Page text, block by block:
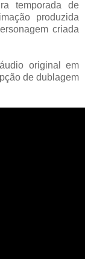
temporada de
produzida
criada
original em
de dublagem